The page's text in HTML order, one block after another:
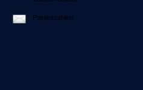
Postleitzahlen